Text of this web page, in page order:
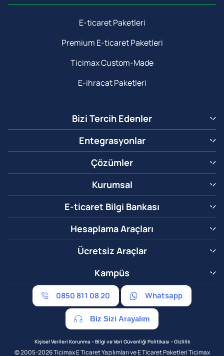
E-ticaret Paketleri
Premium E-ticaret Paketleri
Ticimax Custom-Made
E-ihracat Paketleri
Bizi Tercih Edenler
Entegrasyonlar
Çözümler
Kurumsal
E-ticaret Bilgi Bankası
Hesaplama Araçları
Ücretsiz Araçlar
Kampüs
0850 811 08 20 Whatsapp
Biz Sizi Arayalım
Kişisel Verileri Korunma•Bilgi ve Veri Güvenliği Politikası •Gizlilik
© 2005-2026 Ticimax E Ticaret Yazılımları ve E Ticaret Paketleri Ticimax